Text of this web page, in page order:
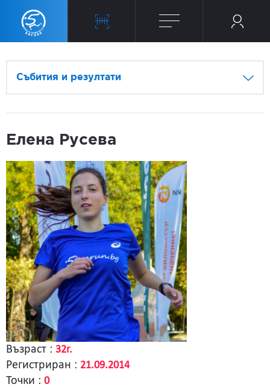
Събития и резултати
Елена Русева
Възраст : 32г.
Регистриран : 21.09.2014
Точки : 0